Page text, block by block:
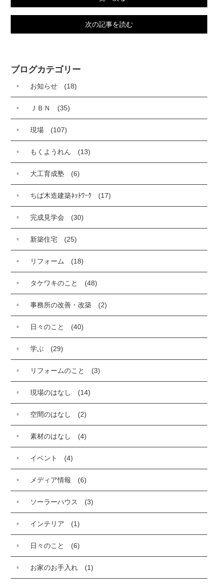
次の記事を読む
ブログカテゴリー
お知らせ (18)
ＪＢＮ (35)
現場 (107)
もくようれん (13)
大工育成塾 (6)
ちば木造建築ﾈｯﾄﾜｰｸ (17)
完成見学会 (30)
新築住宅 (25)
リフォーム (18)
タケワキのこと (48)
事務所の改善・改築 (2)
日々のこと (40)
学ぶ (29)
リフォームのこと (3)
現場のはなし (14)
空間のはなし (2)
素材のはなし (4)
イベント (4)
メディア情報 (6)
ソーラーハウス (3)
インテリア (1)
日々のこと (6)
お家のお手入れ (1)